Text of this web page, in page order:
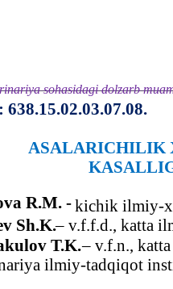
sohasidagi dolzarb
638.15.02.03.07.08.
ASALARICHILIK
R.M. -kichik ilmiy-
Sh.K.– v.f.f.d., katta
T.K.– v.f.n.,
ilmiy-tadqiqot